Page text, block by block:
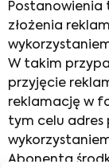
Postanowienia
złożenia
W takim
przyjęcie
reklamację w
tym celu adres
Abonenta